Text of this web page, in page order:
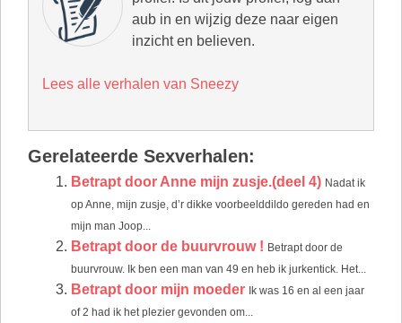
aub in en wijzig deze naar eigen
inzicht en believen.
Lees alle verhalen van Sneezy
Gerelateerde Sexverhalen:
Betrapt door Anne mijn zusje.(deel 4) Nadat ik
op Anne, mijn zusje, d’r dikke voorbeelddildo gereden had en
mijn man Joop...
Betrapt door de buurvrouw ! Betrapt door de
buurvrouw. Ik ben een man van 49 en heb ik jurkentick. Het...
Betrapt door mijn moeder Ik was 16 en al een jaar
of 2 had ik het plezier gevonden om...